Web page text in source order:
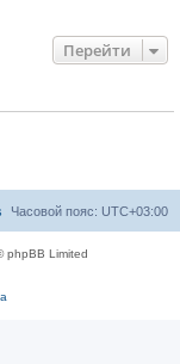
Перейти
Часовой пояс: UTC+03:00
phpBB Limited